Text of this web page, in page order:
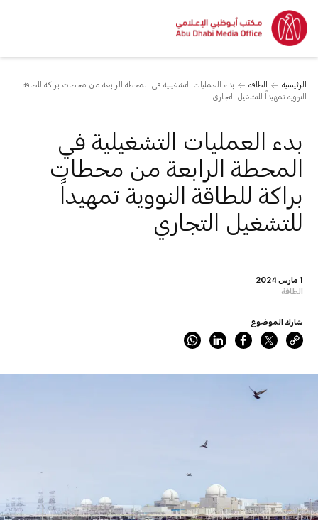
الرئيسية الطاقة
بدء العمليات التشغيلية في المحطة الرابعة من محطات براكة للطاقة
النووية تمهيداً للتشغيل التجاري
الطاقة
بدء العمليات التشغيلية في
المحطة الرابعة من محطات
براكة للطاقة النووية تمهيداً
للتشغيل التجاري
شارك الموضوع